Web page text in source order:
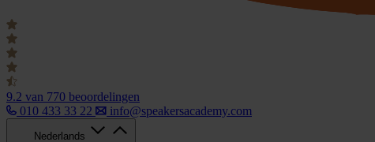
9.2 van 770 beoordelingen
010 433 33 22
info@speakersacademy.com
Nederlands